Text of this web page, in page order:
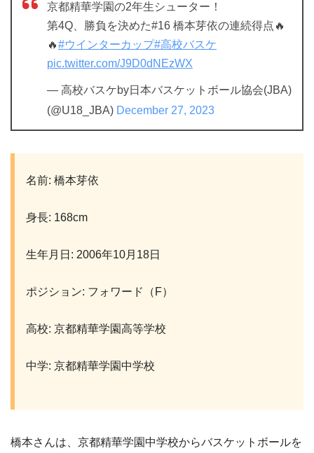
京都精華学園の2年生シューター！
第4Q、勝負を決めた#16 橋本芽依の連続得点🔥
🔥#ウインターカップ#高校バスケ
pic.twitter.com/J9D0dNEzWX
— 高校バスケby日本バスケットボール協会(JBA)
(@U18_JBA) December 27, 2023
名前: 橋本芽依
身長: 168cm
生年月日: 2006年10月18日
ポジション: フォワード（F）
高校: 京都精華学園高等学校
中学: 京都精華学園中学校
橋本さんは、京都精華学園中学校からバスケットボールを